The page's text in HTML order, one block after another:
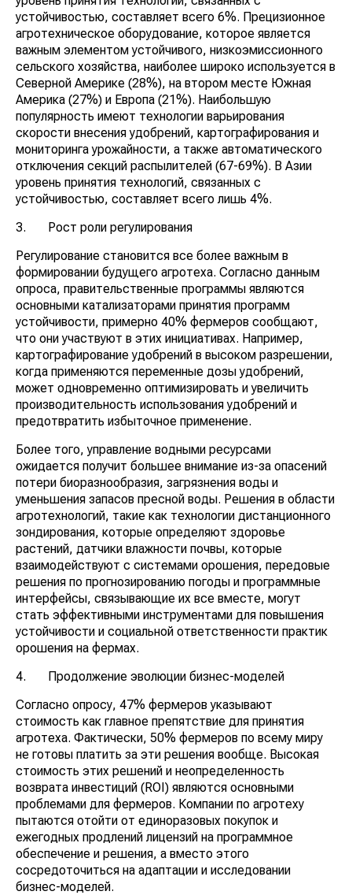
устойчивостью, составляет всего 6%. Прецизионное
агротехническое оборудование, которое является
важным элементом устойчивого, низкоэмиссионного
сельского хозяйства, наиболее широко используется в
Северной Америке (28%), на втором месте Южная
Америка (27%) и Европа (21%). Наибольшую
популярность имеют технологии варьирования
скорости внесения удобрений, картографирования и
мониторинга урожайности, а также автоматического
отключения секций распылителей (67-69%). В Азии
уровень принятия технологий, связанных с
устойчивостью, составляет всего лишь 4%.
3. Рост роли регулирования
Регулирование становится все более важным в
формировании будущего агротеха. Согласно данным
опроса, правительственные программы являются
основными катализаторами принятия программ
устойчивости, примерно 40% фермеров сообщают,
что они участвуют в этих инициативах. Например,
картографирование удобрений в высоком разрешении,
когда применяются переменные дозы удобрений,
может одновременно оптимизировать и увеличить
производительность использования удобрений и
предотвратить избыточное применение.
Более того, управление водными ресурсами
ожидается получит большее внимание из-за опасений
потери биоразнообразия, загрязнения воды и
уменьшения запасов пресной воды. Решения в области
агротехнологий, такие как технологии дистанционного
зондирования, которые определяют здоровье
растений, датчики влажности почвы, которые
взаимодействуют с системами орошения, передовые
решения по прогнозированию погоды и программные
интерфейсы, связывающие их все вместе, могут
стать эффективными инструментами для повышения
устойчивости и социальной ответственности практик
орошения на фермах.
4. Продолжение эволюции бизнес-моделей
Согласно опросу, 47% фермеров указывают
стоимость как главное препятствие для принятия
агротеха. Фактически, 50% фермеров по всему миру
не готовы платить за эти решения вообще. Высокая
стоимость этих решений и неопределенность
возврата инвестиций (ROI) являются основными
проблемами для фермеров. Компании по агротеху
пытаются отойти от единоразовых покупок и
ежегодных продлений лицензий на программное
обеспечение и решения, а вместо этого
сосредоточиться на адаптации и исследовании
бизнес-моделей.